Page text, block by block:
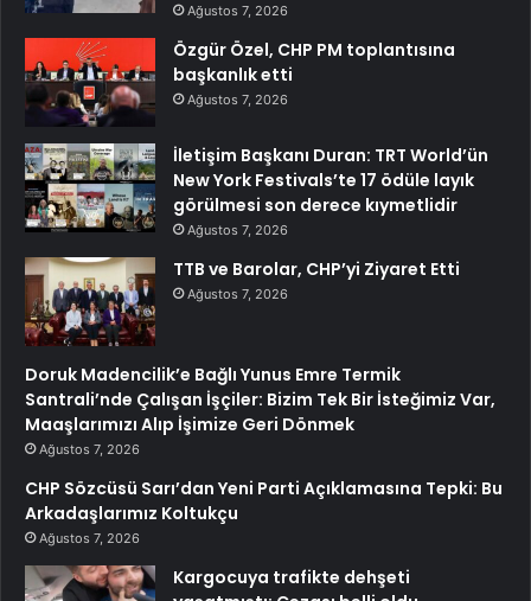
Ağustos 7, 2026
Özgür Özel, CHP PM toplantısına
başkanlık etti
Ağustos 7, 2026
İletişim Başkanı Duran: TRT World’ün
New York Festivals’te 17 ödüle layık
görülmesi son derece kıymetlidir
Ağustos 7, 2026
TTB ve Barolar, CHP’yi Ziyaret Etti
Ağustos 7, 2026
Doruk Madencilik’e Bağlı Yunus Emre Termik
Santrali’nde Çalışan İşçiler: Bizim Tek Bir İsteğimiz Var,
Maaşlarımızı Alıp İşimize Geri Dönmek
Ağustos 7, 2026
CHP Sözcüsü Sarı’dan Yeni Parti Açıklamasına Tepki: Bu
Arkadaşlarımız Koltukçu
Ağustos 7, 2026
Kargocuya trafikte dehşeti